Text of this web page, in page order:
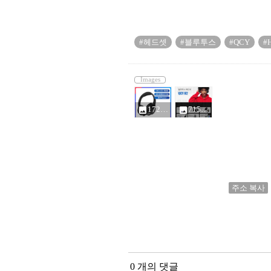
#헤드셋 #블루투스 #QCY
Images
photo1729528532-g_350-w-et-pj_g_7621853.jpg photo715e5183-cf06-4401-9142-e611095d9ebe_7621853.jpg
주소 복사
0 개의 댓글